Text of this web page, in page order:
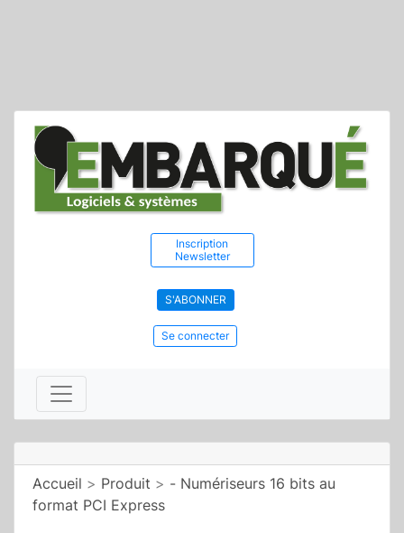
Inscription
Newsletter
S'ABONNER
Se connecter
Accueil > Produit > - Numériseurs 16 bits au
format PCI Express